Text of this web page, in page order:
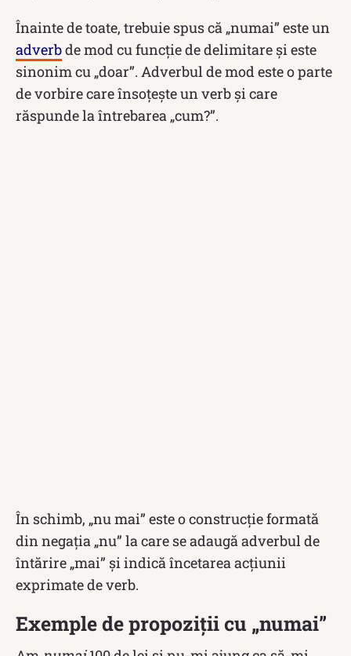
Înainte de toate, trebuie spus că „numai” este un
adverbde mod cu funcție de delimitare și este
sinonim cu „doar”. Adverbul de mod este o parte
de vorbire care însoțește un verb și care
răspunde la întrebarea „cum?”.
În schimb, „nu mai” este o construcție formată
din negația „nu” la care se adaugă adverbul de
întărire „mai” și indică încetarea acțiunii
exprimate de verb.
Exemple de propoziții cu „numai”